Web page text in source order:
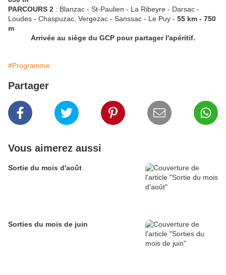
PARCOURS 2 : Blanzac - St-Paulien - La Ribeyre - Darsac -
Loudes - Chaspuzac, Vergezac - Sanssac - Le Puy - 55 km - 750
m
Arrivée au siège du GCP pour partager l'apéritif.
#Programme
Partager
Vous aimerez aussi
Sortie du mois d'août
Sorties du mois de juin